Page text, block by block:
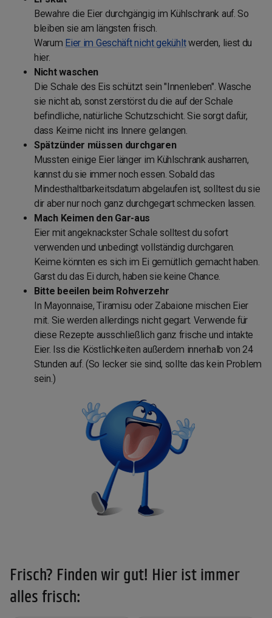
Bewahre die Eier durchgängig im Kühlschrank auf. So
bleiben sie am längsten frisch.
Warum Eier im Geschäft nicht gekühltwerden, liest du
hier.
Nicht waschen
Die Schale des Eis schützt sein "Innenleben". Wasche
sie nicht ab, sonst zerstörst du die auf der Schale
befindliche, natürliche Schutzschicht. Sie sorgt dafür,
dass Keime nicht ins Innere gelangen.
Spätzünder müssen durchgaren
Mussten einige Eier länger im Kühlschrank ausharren,
kannst du sie immer noch essen. Sobald das
Mindesthaltbarkeitsdatum abgelaufen ist, solltest du sie
dir aber nur noch ganz durchgegart schmecken lassen.
Mach Keimen den Gar-aus
Eier mit angeknackster Schale solltest du sofort
verwenden und unbedingt vollständig durchgaren.
Keime könnten es sich im Ei gemütlich gemacht haben.
Garst du das Ei durch, haben sie keine Chance.
Bitte beeilen beim Rohverzehr
In Mayonnaise, Tiramisu oder Zabaione mischen Eier
mit. Sie werden allerdings nicht gegart. Verwende für
diese Rezepte ausschließlich ganz frische und intakte
Eier. Iss die Köstlichkeiten außerdem innerhalb von 24
Stunden auf. (So lecker sie sind, sollte das kein Problem
sein.)
Frisch? Finden wir gut! Hier ist immer
alles frisch: